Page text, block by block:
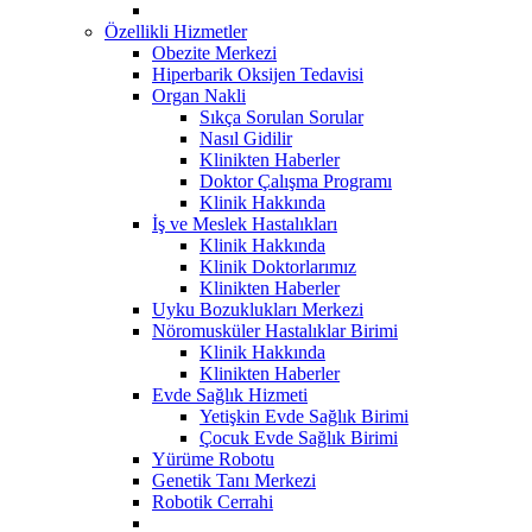
Özellikli Hizmetler
Obezite Merkezi
Hiperbarik Oksijen Tedavisi
Organ Nakli
Sıkça Sorulan Sorular
Nasıl Gidilir
Klinikten Haberler
Doktor Çalışma Programı
Klinik Hakkında
İş ve Meslek Hastalıkları
Klinik Hakkında
Klinik Doktorlarımız
Klinikten Haberler
Uyku Bozuklukları Merkezi
Nöromusküler Hastalıklar Birimi
Klinik Hakkında
Klinikten Haberler
Evde Sağlık Hizmeti
Yetişkin Evde Sağlık Birimi
Çocuk Evde Sağlık Birimi
Yürüme Robotu
Genetik Tanı Merkezi
Robotik Cerrahi